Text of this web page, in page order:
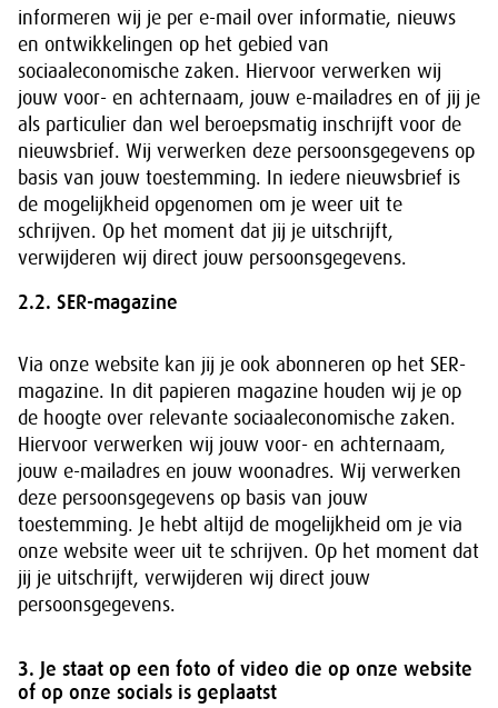
informeren wij je per e-mail over informatie, nieuws
en ontwikkelingen op het gebied van
sociaaleconomische zaken. Hiervoor verwerken wij
jouw voor- en achternaam, jouw e-mailadres en of jij je
als particulier dan wel beroepsmatig inschrijft voor de
nieuwsbrief. Wij verwerken deze persoonsgegevens op
basis van jouw toestemming. In iedere nieuwsbrief is
de mogelijkheid opgenomen om je weer uit te
schrijven. Op het moment dat jij je uitschrijft,
verwijderen wij direct jouw persoonsgegevens.
2.2. SER-magazine
Via onze website kan jij je ook abonneren op het SER-
magazine. In dit papieren magazine houden wij je op
de hoogte over relevante sociaaleconomische zaken.
Hiervoor verwerken wij jouw voor- en achternaam,
jouw e-mailadres en jouw woonadres. Wij verwerken
deze persoonsgegevens op basis van jouw
toestemming. Je hebt altijd de mogelijkheid om je via
onze website weer uit te schrijven. Op het moment dat
jij je uitschrijft, verwijderen wij direct jouw
persoonsgegevens.
3. Je staat op een foto of video die op onze website
of op onze socials is geplaatst